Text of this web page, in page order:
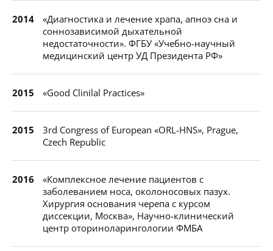
2014
«Диагностика и лечение храпа, апноэ сна и
соннозависимой дыхательной
недостаточности». ФГБУ «Учебно-научный
медицинский центр УД Президента РФ»
2015 «Good Clinilal Practices»
2015
3rd Congress of European «ORL-HNS», Prague,
Czech Republic
2016
«Комплексное лечение пациентов с
заболеванием носа, околоносовых пазух.
Хирургия основания черепа с курсом
диссекции, Москва», Научно-клинический
центр оториноларингологии ФМБА